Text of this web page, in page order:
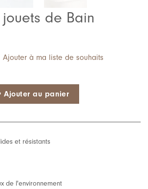
de Bain
Ajouter à ma liste de souhaits
jouets de Bain
Ajouter au panier
et résistants
de l'environnement